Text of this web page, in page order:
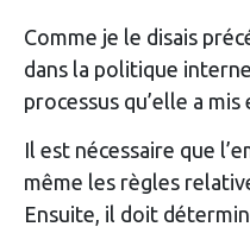
Comme je le disais
dans la politique
processus qu’elle a mis
Il est nécessaire que
même les règles
Ensuite, il doit